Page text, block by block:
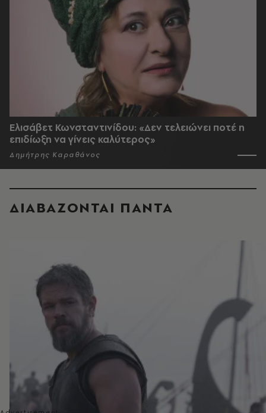
Ελισάβετ Κωνσταντινίδου: «Δεν τελειώνει ποτέ η
επιδίωξη να γίνεις καλύτερος»
Δημήτρης Καραθάνος
ΔΙΑΒΑΖΟΝΤΑΙ ΠΑΝΤΑ